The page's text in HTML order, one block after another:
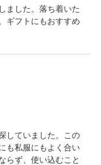
ました。落ち着いた
ギフトにもおすすめ
していました。この
も私服にもよく合い
らず、使い込むこと